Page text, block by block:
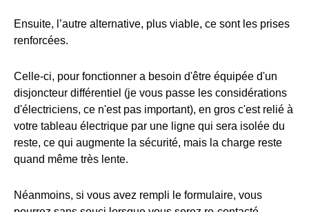
Ensuite, l’autre alternative, plus viable, ce sont les prises
renforcées.
Celle-ci, pour fonctionner a besoin d'être équipée d'un
disjoncteur différentiel (je vous passe les considérations
d'électriciens, ce n'est pas important), en gros c'est relié à
votre tableau électrique par une ligne qui sera isolée du
reste, ce qui augmente la sécurité, mais la charge reste
quand même très lente.
Néanmoins, si vous avez rempli le formulaire, vous